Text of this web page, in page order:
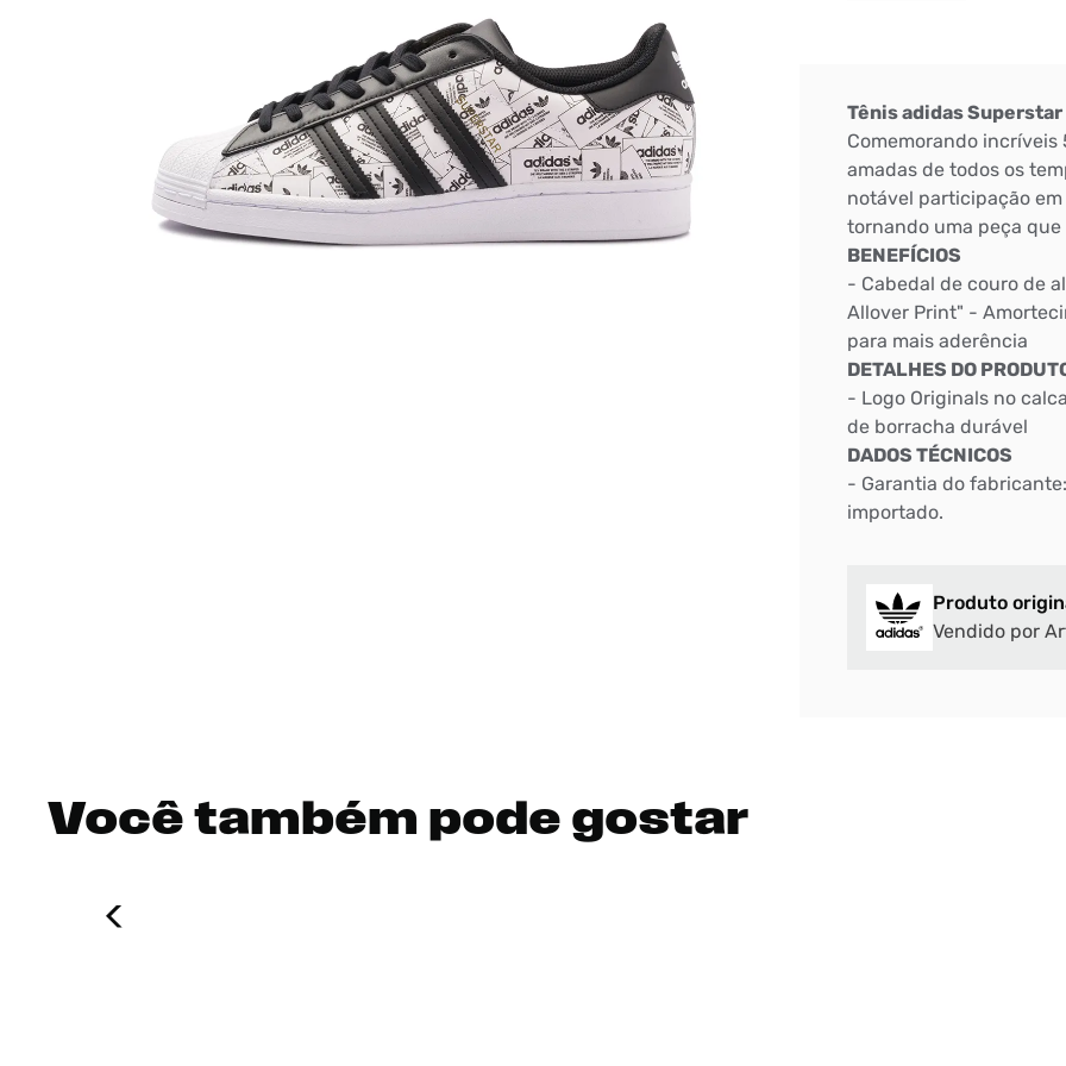
Tênis adidas
Comemorando incríveis
amadas de todos os
notável participação
tornando uma peça
BENEFÍCIOS
- Cabedal de couro de
Allover Print" -
para mais aderência
DETALHES DO
- Logo Originals no
de borracha durável
DADOS TÉCNICOS
- Garantia do
importado.
Produto
Vendido por
Você também pode gostar